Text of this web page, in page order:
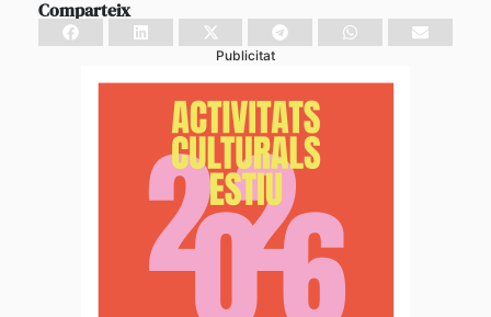
Comparteix
Publicitat